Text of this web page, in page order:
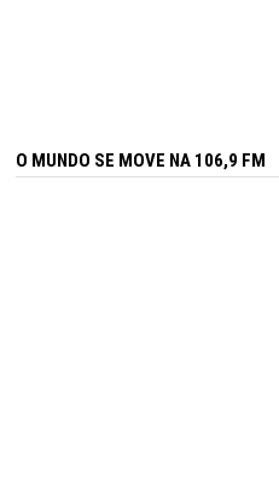
O MUNDO SE MOVE NA 106,9 FM